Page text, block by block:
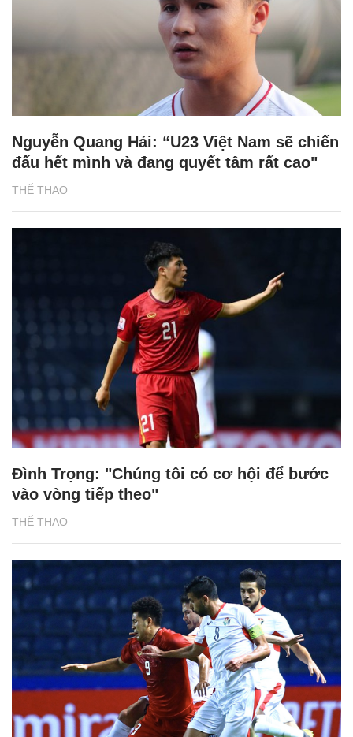
THỂ THAO
Nguyễn Quang Hải: “U23 Việt Nam sẽ chiến
đấu hết mình và đang quyết tâm rất cao"
THỂ THAO
Đình Trọng: "Chúng tôi có cơ hội để bước
vào vòng tiếp theo"